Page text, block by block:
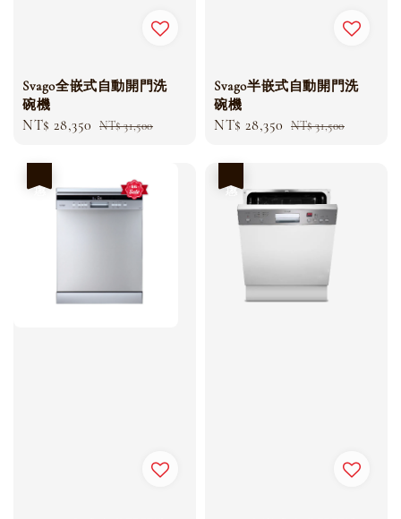
Svago全嵌式自動開門洗
碗機
Sale
NT$ 28,350 Regular
NT$ 31,500
Svago半嵌式自動開門洗
碗機
Sale
NT$ 28,350 Regular
NT$ 31,500